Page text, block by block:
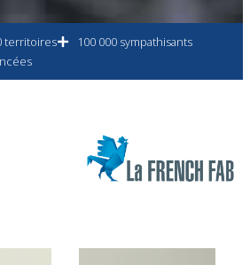
territoires
100 000 sympathisants